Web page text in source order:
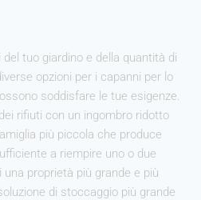
tuo giardino e della quantità di
opzioni per i capanni per lo
soddisfare le tue esigenze.
rifiuti con un ingombro ridotto
più piccola che produce
a riempire uno o due
proprietà più grande e più
di stoccaggio più grande